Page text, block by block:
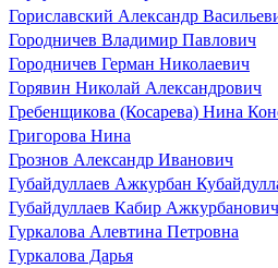
Гориславский Александр
Городничев Владимир Павлович
Городничев Герман Николаевич
Горявин Николай Александрович
Гребенщикова (Косарева) Нина
Григорова Нина
Грознов Александр Иванович
Губайдуллаев Ажкурбан
Губайдуллаев Кабир Ажкурбанович
Гуркалова Алевтина Петровна
Гуркалова Дарья